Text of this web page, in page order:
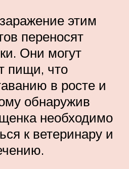
этим
переносят
Они могут
пищи, что
в росте и
обнаружив
необходимо
к ветеринару и